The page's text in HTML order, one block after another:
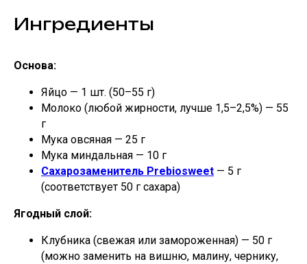
Ингредиенты
Основа:
Яйцо — 1 шт. (50–55 г)
Молоко (любой жирности, лучше 1,5–2,5%) — 55
г
Мука овсяная — 25 г
Мука миндальная — 10 г
Сахарозаменитель Prebiosweet — 5 г
(соответствует 50 г сахара)
Ягодный слой:
Клубника (свежая или замороженная) — 50 г
(можно заменить на вишню, малину, чернику,